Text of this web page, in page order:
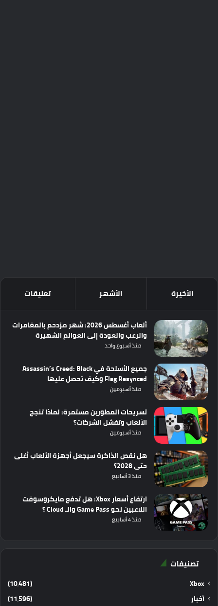
الأخيرة الأشهر تعليقات
ألعاب أغسطس 2026: شهر مزدحم بالمغامرات
والرعب والعودة إلى العوالم الشهيرة
منذ أسبوع واحد
جميع الأسلحة في Assassin’s Creed: Black
Flag Resynced وكيف تحصل عليها
منذ أسبوعين
تسريحات المطورين مستمرة: لماذا تنجح
الألعاب وتفشل الشركات؟
منذ أسبوعين
هل نقص الذاكرة سيجعل أجهزة الألعاب أغلى
حتى 2028؟
منذ 3 أسابيع
ارتفاع أسعار Xbox: هل تدفع مايكروسوفت
اللاعبين نحو Game Pass والـ Cloud ؟
منذ 4 أسابيع
تصنيفات
Xbox
(10٬481)
أخبار
(11٬596)